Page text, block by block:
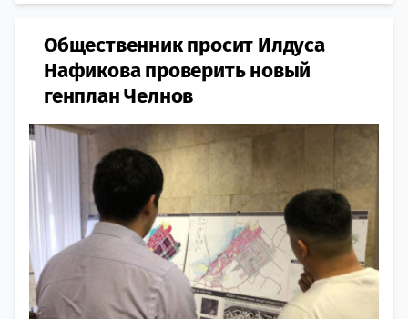
Общественник просит Илдуса
Нафикова проверить новый
генплан Челнов